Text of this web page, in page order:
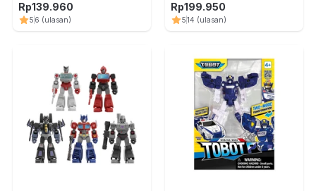
Rp139.960
5 6 (ulasan)
Rp199.950
514 (ulasan)